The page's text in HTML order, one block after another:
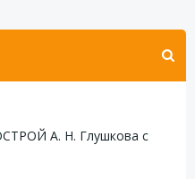
А. Н. Глушкова с